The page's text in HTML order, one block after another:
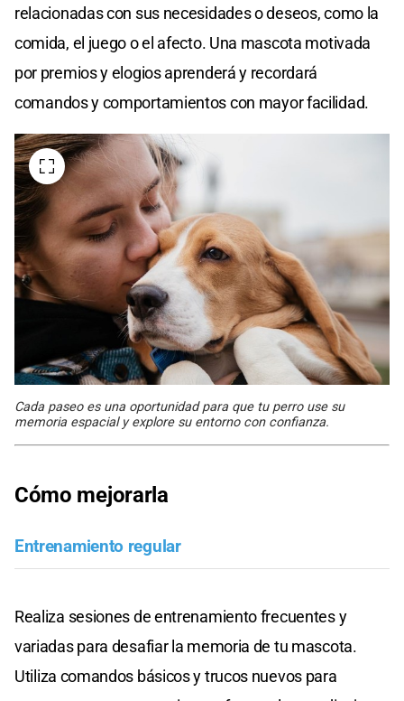
relacionadas con sus necesidades o deseos, como la
comida, el juego o el afecto. Una mascota motivada
por premios y elogios aprenderá y recordará
comandos y comportamientos con mayor facilidad.
Cada paseo es una oportunidad para que tu perro use su
memoria espacial y explore su entorno con confianza.
Cómo mejorarla
Entrenamiento regular
Realiza sesiones de entrenamiento frecuentes y
variadas para desafiar la memoria de tu mascota.
Utiliza comandos básicos y trucos nuevos para